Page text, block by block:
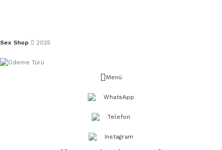
Sex Shop 2025
Menü
WhatsApp
Telefon
Instagram